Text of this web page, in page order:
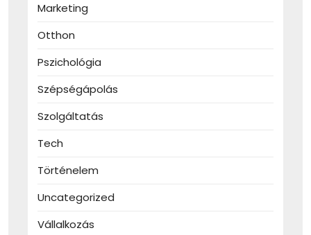
Marketing
Otthon
Pszichológia
Szépségápolás
Szolgáltatás
Tech
Történelem
Uncategorized
Vállalkozás